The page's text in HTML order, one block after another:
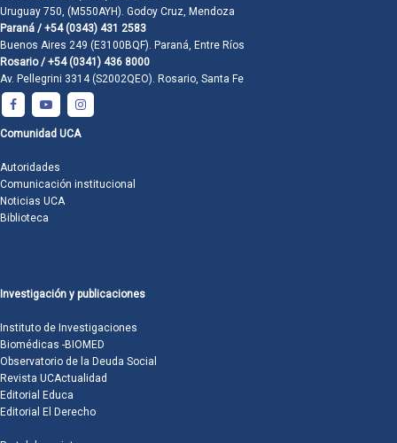
Uruguay 750, (M550AYH). Godoy Cruz, Mendoza
Paraná / +54 (0343) 431 2583
Buenos Aires 249 (E3100BQF). Paraná, Entre Ríos
Rosario / +54 (0341) 436 8000
Av. Pellegrini 3314 (S2002QEO). Rosario, Santa Fe
Comunidad UCA
Autoridades
Comunicación institucional
Noticias UCA
Biblioteca
Investigación y publicaciones
Instituto de Investigaciones
Biomédicas -BIOMED
Observatorio de la Deuda Social
Revista UCActualidad
Editorial Educa
Editorial El Derecho